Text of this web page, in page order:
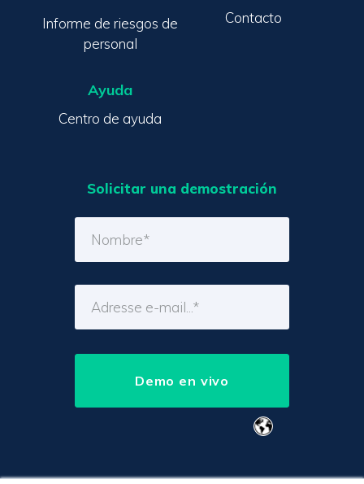
Informe de riesgos de
personal
Ayuda
Centro de ayuda
Contacto
Solicitar una demostración